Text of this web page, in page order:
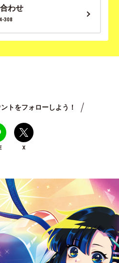
わせ
308
トをフォローしよう！
X